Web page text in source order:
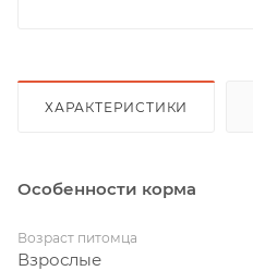
ХАРАКТЕРИСТИКИ
Особенности корма
Возраст питомца
Взрослые